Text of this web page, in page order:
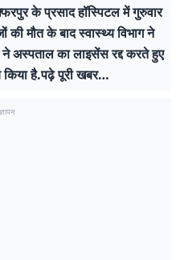
के प्रसाद हॉस्पिटल में गुरुवार
की मौत के बाद स्वास्थ्य विभाग ने
ने अस्पताल का लाइसेंस रद्द करते हुए
है.पढ़े पूरी खबर…